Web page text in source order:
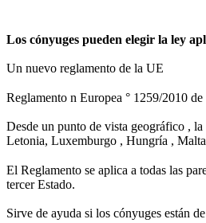
Los cónyuges pueden elegir la ley
Un nuevo reglamento de la UE
Reglamento n Europea ° 1259/2010
Desde un punto de vista geográfico ,
Letonia, Luxemburgo , Hungría ,
El Reglamento se aplica a todas las
tercer Estado.
Sirve de ayuda si los cónyuges están